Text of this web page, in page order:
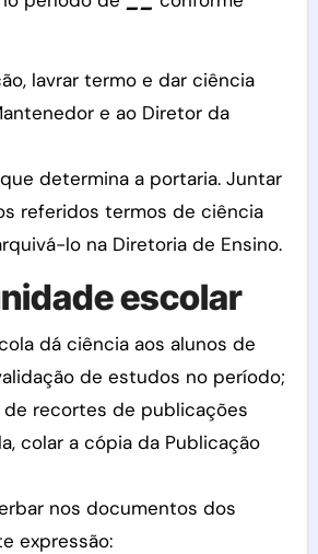
lavrar termo e dar ciência
e ao Diretor da
determina a portaria. Juntar
referidos termos de ciência
lo na Diretoria de Ensino.
escolar
dá ciência aos alunos de
de estudos no período;
recortes de publicações
colar a cópia da Publicação
nos documentos dos
expressão: